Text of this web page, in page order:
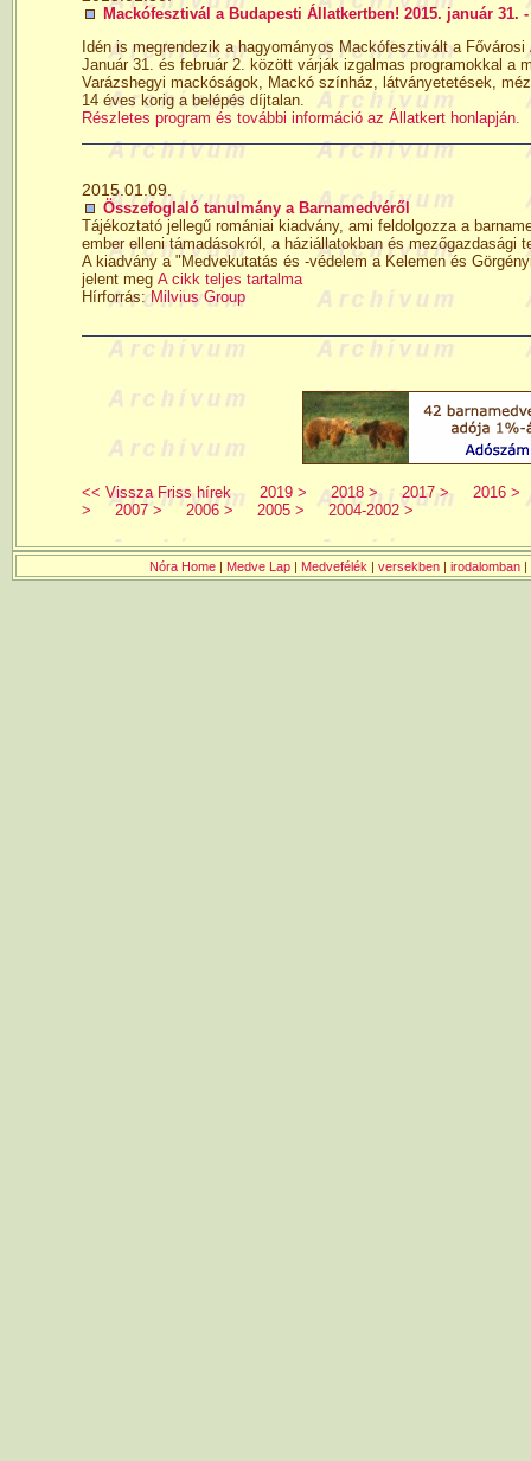
Mackófesztivál a Budapesti Állatkertben! 2015. január 31.
Idén is megrendezik a hagyományos Mackófesztivált a Fővárosi
Január 31. és február 2. között várják izgalmas programokkal a
Varázshegyi mackóságok, Mackó színház, látványetetések,
14 éves korig a belépés díjtalan.
Részletes program és további információ az Állatkert honlapján.
2015.01.09.
Összefoglaló tanulmány a Barnamedvéről
Tájékoztató jellegű romániai kiadvány, ami feldolgozza a
ember elleni támadásokról, a háziállatokban és mezőgazdasági
A kiadvány a "Medvekutatás és -védelem a Kelemen és
jelent meg A cikk teljes tartalma
Hírforrás:Milvius Group
<< Vissza Friss hírek 2019 > 2018 > 2017 >
2016 >
>
2007 > 2006 > 2005 > 2004-2002 >
Nóra Home | Medve Lap | Medvefélék | versekben | irodalomban |